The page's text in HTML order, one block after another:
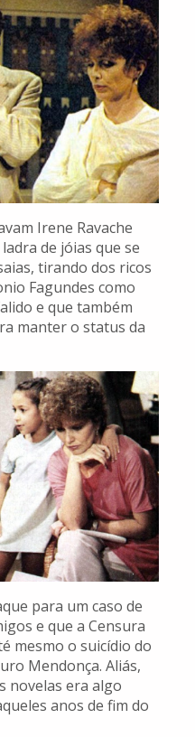
Irene Ravache
de jóias que se
tirando dos ricos
Fagundes como
e que também
manter o status da
para um caso de
e que a Censura
mesmo o suicídio do
Mendonça. Aliás,
novelas era algo
anos de fim do